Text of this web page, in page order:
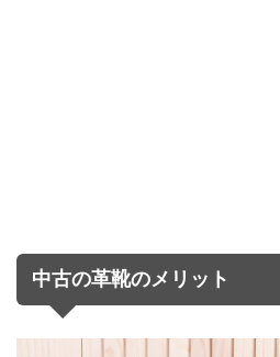
中古の革靴のメリット